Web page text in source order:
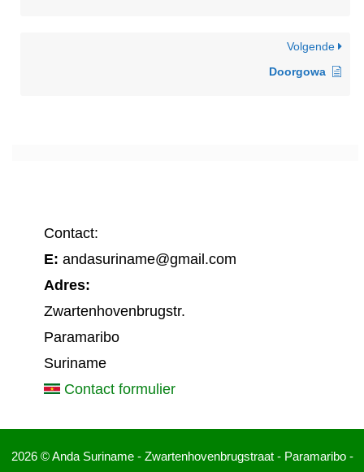
Volgende
Doorgowa
Contact:
E: andasuriname@gmail.com
Adres:
Zwartenhovenbrugstr.
Paramaribo
Suriname
Contact formulier
2026 © Anda Suriname - Zwartenhovenbrugstraat - Paramaribo -